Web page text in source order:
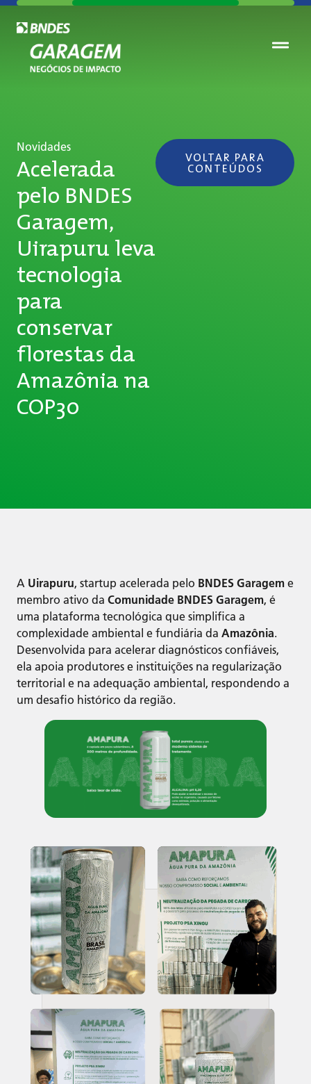
Novidades
Acelerada
pelo BNDES
Garagem,
Uirapuru leva
tecnologia
para
conservar
florestas da
Amazônia na
COP30
VOLTAR PARA
CONTEÚDOS
A Uirapuru, startup acelerada pelo BNDES Garagem e
membro ativo da Comunidade BNDES Garagem, é
uma plataforma tecnológica que simplifica a
complexidade ambiental e fundiária da Amazônia.
Desenvolvida para acelerar diagnósticos confiáveis,
ela apoia produtores e instituições na regularização
territorial e na adequação ambiental, respondendo a
um desafio histórico da região.